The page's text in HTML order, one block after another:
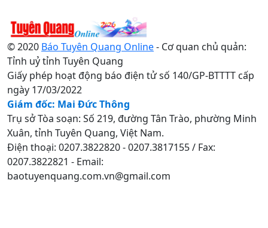
© 2020 Báo Tuyên Quang Online- Cơ quan chủ quản:
Tỉnh uỷ tỉnh Tuyên Quang
Giấy phép hoạt động báo điện tử số 140/GP-BTTTT cấp
ngày 17/03/2022
Giám đốc: Mai Đức Thông
Trụ sở Tòa soạn: Số 219, đường Tân Trào, phường Minh
Xuân, tỉnh Tuyên Quang, Việt Nam.
Điện thoại: 0207.3822820 - 0207.3817155 / Fax:
0207.3822821 - Email:
baotuyenquang.com.vn@gmail.com